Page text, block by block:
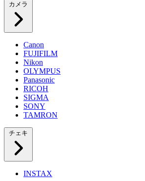
カメラ
Canon
FUJIFILM
Nikon
OLYMPUS
Panasonic
RICOH
SIGMA
SONY
TAMRON
チェキ
INSTAX